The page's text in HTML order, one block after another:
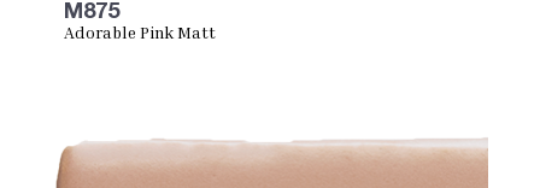
M875
Adorable Pink Matt